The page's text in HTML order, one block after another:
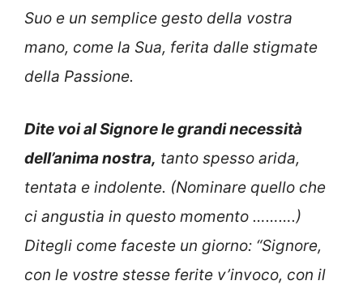
Suo e un semplice gesto della vostra
mano, come la Sua, ferita dalle stigmate
della Passione.
Dite voi al Signore le grandi necessità
dell’anima nostra, tanto spesso arida,
tentata e indolente. (Nominare quello che
ci angustia in questo momento ……….)
Ditegli come faceste un giorno: “Signore,
con le vostre stesse ferite v’invoco, con il